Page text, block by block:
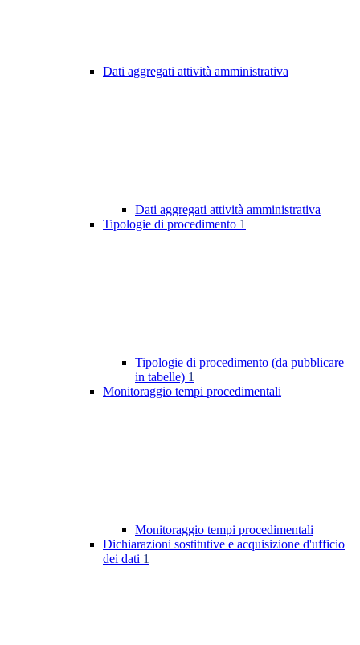
Dati aggregati attività amministrativa
Dati aggregati attività amministrativa
Tipologie di procedimento 1
Tipologie di procedimento (da pubblicare
in tabelle) 1
Monitoraggio tempi procedimentali
Monitoraggio tempi procedimentali
Dichiarazioni sostitutive e acquisizione d'ufficio
dei dati 1